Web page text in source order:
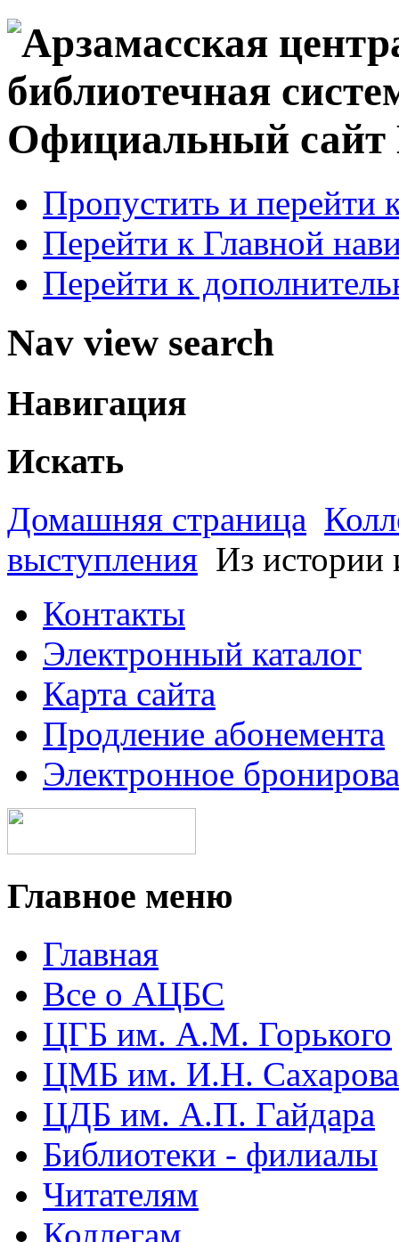
Официальный
Пропустить и перейти
Перейти к Главной
Перейти к
Nav view search
Навигация
Искать
Домашняя страница
выступления Из истории
Контакты
Электронный каталог
Карта сайта
Продление абонемента
Электронное
Главное меню
Главная
Все о АЦБС
ЦГБ им. А.М. Горького
ЦМБ им. И.Н. Сахарова
ЦДБ им. А.П. Гайдара
Библиотеки - филиалы
Читателям
Коллегам